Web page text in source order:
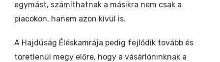
egymást, számíthatnak a másikra nem csak a
piacokon, hanem azon kívül is.
A Hajdúság Éléskamrája pedig fejlődik tovább és
töretlenül megy előre, hogy a vásárlóninknak a